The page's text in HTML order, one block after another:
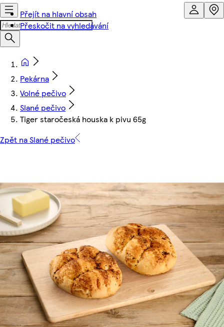
Přejít na hlavní obsah
Přeskočit na vyhledávání
Pekárna
Volné pečivo
Slané pečivo
Tiger staročeská houska k pivu 65g
Zpět na Slané pečivo